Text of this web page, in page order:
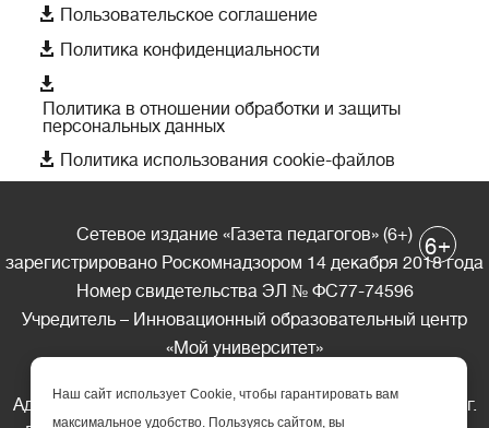
 Пользовательское соглашение
 Политика конфиденциальности

Политика в отношении обработки и защиты
персональных данных
 Политика использования cookie-файлов
Сетевое издание «Газета педагогов» (6+)
зарегистрировано Роскомнадзором 14 декабря 2018 года
Номер свидетельства ЭЛ № ФС77-74596
Учредитель – Инновационный образовательный центр
«Мой университет»
Адрес редакции: 185035 Россия, Республика Карелия, г.
6+
Наш сайт использует Cookie, чтобы гарантировать вам
максимальное удобство. Пользуясь сайтом, вы